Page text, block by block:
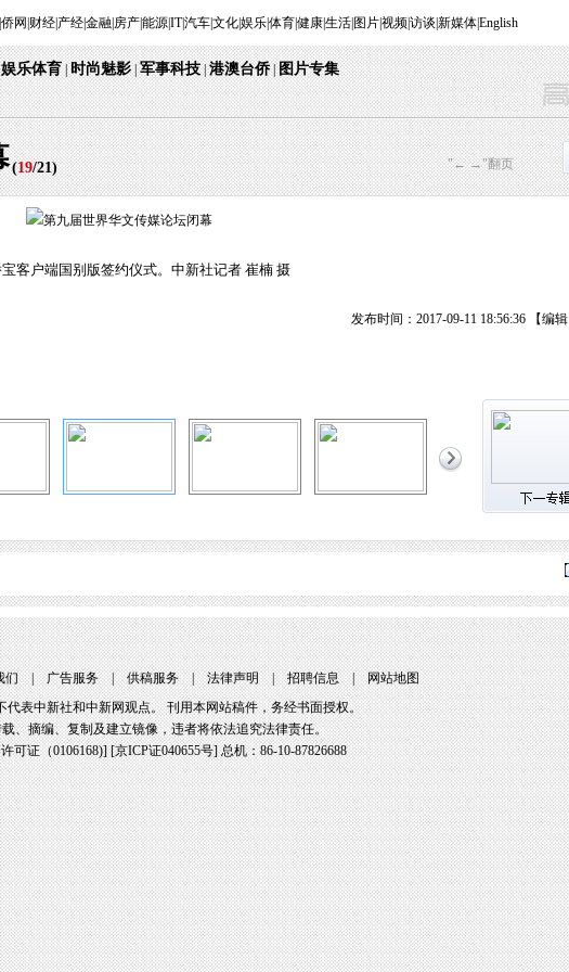
侨网 财经| 产经|金融| 房产|能源|IT|汽车|文化|娱乐|体育|健康|生活| 图片|视频|访谈 新媒体|English
娱乐体育|时尚魅影|军事科技|港澳台侨|图片专集
(19/21) "← →"翻页
客户端国别版签约仪式。中新社记者 崔楠 摄
发布时间：2017-09-11 18:56:36 【编辑
们|广告服务|供稿服务|法律声明|招聘信息|网站地图
代表中新社和中新网观点。 刊用本网站稿件，务经书面授权。
、摘编、复制及建立镜像，违者将依法追究法律责任。
可证（0106168)] [京ICP证040655号] 总机：86-10-87826688